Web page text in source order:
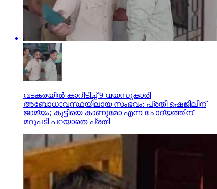
വടകരയില്‍ കാറിടിച്ച് 9 വയസുകാരി
അബോധാവസ്ഥയിലായ സംഭവം: പ്രതി ഷെജിലിന്
ജാമ്യം; കുട്ടിയെ കാണുമോ എന്ന ചോദ്യത്തിന്
മറുപടി പറയാതെ പ്രതി